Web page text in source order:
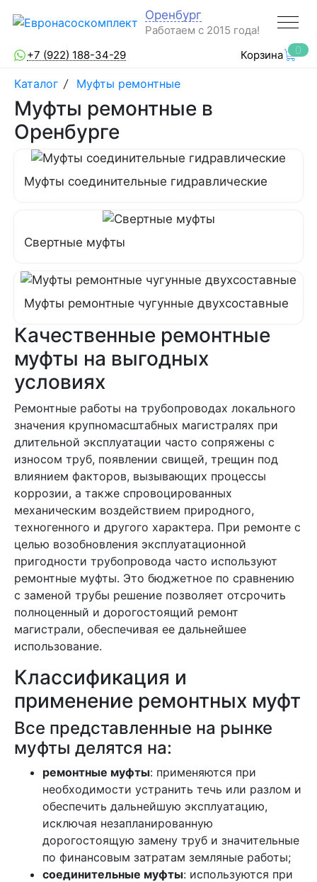
Оренбург
Работаем с 2015 года!
+7 (922) 188-34-29
Корзина 0
Каталог / Муфты ремонтные
Муфты ремонтные в
Оренбурге
Муфты соединительные гидравлические
Свертные муфты
Муфты ремонтные чугунные двухсоставные
Качественные ремонтные
муфты на выгодных
условиях
Ремонтные работы на трубопроводах локального
значения крупномасштабных магистралях при
длительной эксплуатации часто сопряжены с
износом труб, появлении свищей, трещин под
влиянием факторов, вызывающих процессы
коррозии, а также спровоцированных
механическим воздействием природного,
техногенного и другого характера. При ремонте с
целью возобновления эксплуатационной
пригодности трубопровода часто используют
ремонтные муфты. Это бюджетное по сравнению
с заменой трубы решение позволяет отсрочить
полноценный и дорогостоящий ремонт
магистрали, обеспечивая ее дальнейшее
использование.
Классификация и
применение ремонтных муфт
Все представленные на рынке
муфты делятся на:
ремонтные муфты: применяются при
необходимости устранить течь или разлом и
обеспечить дальнейшую эксплуатацию,
исключая незапланированную
дорогостоящую замену труб и значительные
по финансовым затратам земляные работы;
соединительные муфты: используются при